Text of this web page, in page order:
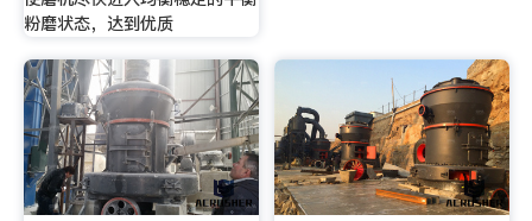
粉磨状态，达到优质